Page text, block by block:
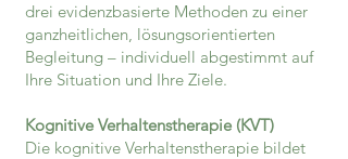
drei evidenzbasierte Methoden zu einer
ganzheitlichen, lösungsorientierten
Begleitung – individuell abgestimmt auf
Ihre Situation und Ihre Ziele.
Kognitive Verhaltenstherapie (KVT)
Die kognitive Verhaltenstherapie bildet